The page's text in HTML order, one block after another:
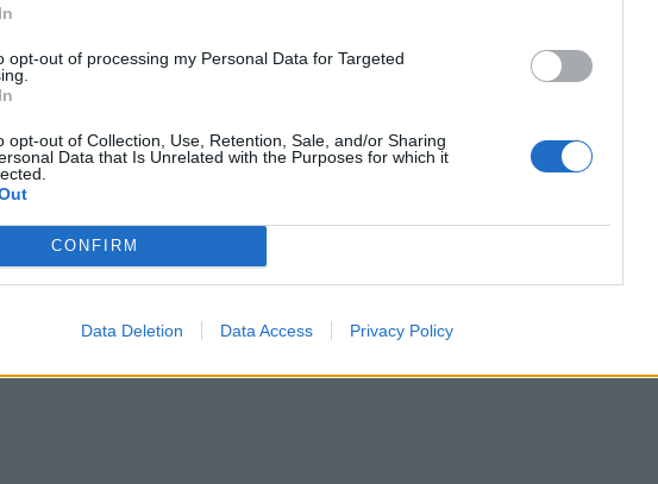
opt-out of processing my Personal Data for Targeted
opt-out of Collection, Use, Retention, Sale, and/or Sharing
Data that Is Unrelated with the Purposes for which it
CONFIRM
Data Deletion Data Access Privacy Policy
me kamionin në
viktimë dhe shumë të plagosur
Tragjedi në Kanada, autobusi plot me të